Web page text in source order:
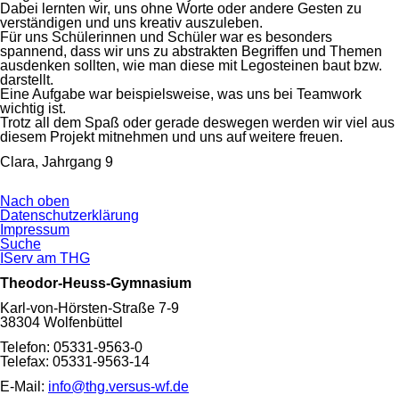
Dabei lernten wir, uns ohne Worte oder andere Gesten zu
verständigen und uns kreativ auszuleben.
Für uns Schülerinnen und Schüler war es besonders
spannend, dass wir uns zu abstrakten Begriffen und Themen
ausdenken sollten, wie man diese mit Legosteinen baut bzw.
darstellt.
Eine Aufgabe war beispielsweise, was uns bei Teamwork
wichtig ist.
Trotz all dem Spaß oder gerade deswegen werden wir viel aus
diesem Projekt mitnehmen und uns auf weitere freuen.
Clara, Jahrgang 9
Nach oben
Navigation
überspringen
Datenschutzerklärung
Impressum
Suche
IServ am THG
Theodor-Heuss-Gymnasium
Karl-von-Hörsten-Straße 7-9
38304 Wolfenbüttel
Telefon: 05331-9563-0
Telefax: 05331-9563-14
E-Mail: info@thg.versus-wf.de